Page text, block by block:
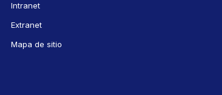
Intranet
Extranet
Mapa de sitio